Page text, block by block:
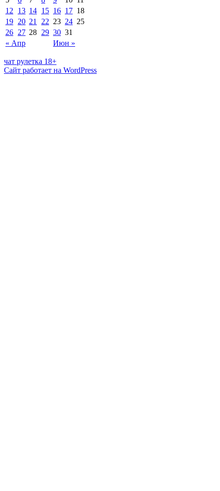
« Апр Июн »
12
13 14 15 16 17 18
19 20 21 22 23 24 25
26 27 28 29 30 31
чат рулетка 18+
Сайт работает на WordPress